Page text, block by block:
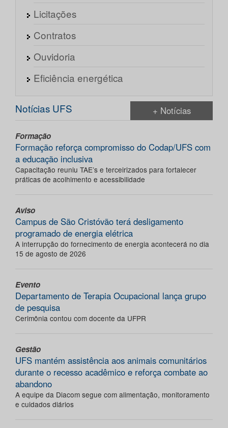
Licitações
Contratos
Ouvidoria
Eficiência energética
Notícias UFS + Notícias
Formação
Formação reforça compromisso do Codap/UFS com
a educação inclusiva
Capacitação reuniu TAE’s e terceirizados para fortalecer
práticas de acolhimento e acessibilidade
Aviso
Campus de São Cristóvão terá desligamento
programado de energia elétrica
A interrupção do fornecimento de energia acontecerá no dia
15 de agosto de 2026
Evento
Departamento de Terapia Ocupacional lança grupo
de pesquisa
Cerimônia contou com docente da UFPR
Gestão
UFS mantém assistência aos animais comunitários
durante o recesso acadêmico e reforça combate ao
abandono
A equipe da Diacom segue com alimentação, monitoramento
e cuidados diários